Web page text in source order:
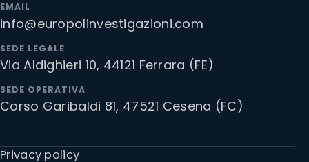
EMAIL
info@europolinvestigazioni.com
SEDE LEGALE
Via Aldighieri 10, 44121 Ferrara (FE)
SEDE OPERATIVA
Corso Garibaldi 81, 47521 Cesena (FC)
Privacy policy